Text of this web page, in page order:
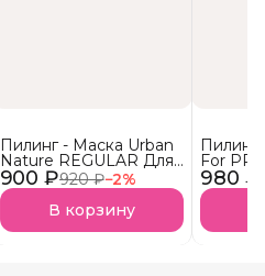
900 ₽920 ₽−2%
Пилинг - Маска Urban
Nature REGULAR Для
домашнего
применения
В корзину
980 ₽
Пилинг
For
для